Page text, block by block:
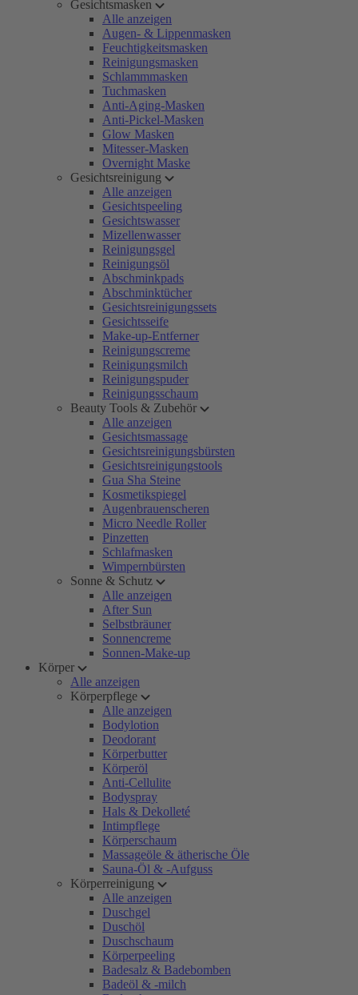
Gesichtsmasken
Alle anzeigen
Augen- & Lippenmasken
Feuchtigkeitsmasken
Reinigungsmasken
Schlammmasken
Tuchmasken
Anti-Aging-Masken
Anti-Pickel-Masken
Glow Masken
Mitesser-Masken
Overnight Maske
Gesichtsreinigung
Alle anzeigen
Gesichtspeeling
Gesichtswasser
Mizellenwasser
Reinigungsgel
Reinigungsöl
Abschminkpads
Abschminktücher
Gesichtsreinigungssets
Gesichtsseife
Make-up-Entferner
Reinigungscreme
Reinigungsmilch
Reinigungspuder
Reinigungsschaum
Beauty Tools & Zubehör
Alle anzeigen
Gesichtsmassage
Gesichtsreinigungsbürsten
Gesichtsreinigungstools
Gua Sha Steine
Kosmetikspiegel
Augenbrauenscheren
Micro Needle Roller
Pinzetten
Schlafmasken
Wimpernbürsten
Sonne & Schutz
Alle anzeigen
After Sun
Selbstbräuner
Sonnencreme
Sonnen-Make-up
Körper
Alle anzeigen
Körperpflege
Alle anzeigen
Bodylotion
Deodorant
Körperbutter
Körperöl
Anti-Cellulite
Bodyspray
Hals & Dekolleté
Intimpflege
Körperschaum
Massageöle & ätherische Öle
Sauna-Öl & -Aufguss
Körperreinigung
Alle anzeigen
Duschgel
Duschöl
Duschschaum
Körperpeeling
Badesalz & Badebomben
Badeöl & -milch